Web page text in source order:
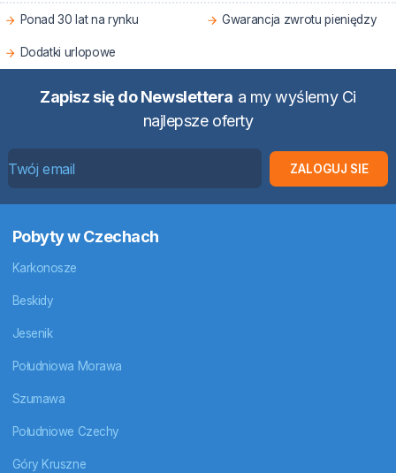
Ponad 30 lat na rynku Gwarancja zwrotu pieniędzy
Dodatki urlopowe
Zapisz się do Newslettera a my wyślemy Ci
najlepsze oferty
ZALOGUJ SIE
Pobyty w Czechach
Karkonosze
Beskidy
Jesenik
Południowa Morawa
Szumawa
Południowe Czechy
Góry Kruszne